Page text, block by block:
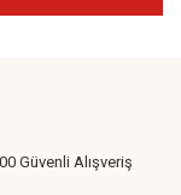
Güvenli Alışveriş